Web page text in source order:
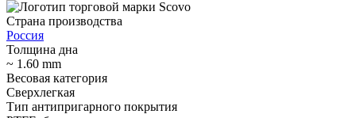
Страна производства
Россия
Толщина дна
~ 1.60 mm
Весовая категория
Сверхлегкая
Тип антипригарного покрытия